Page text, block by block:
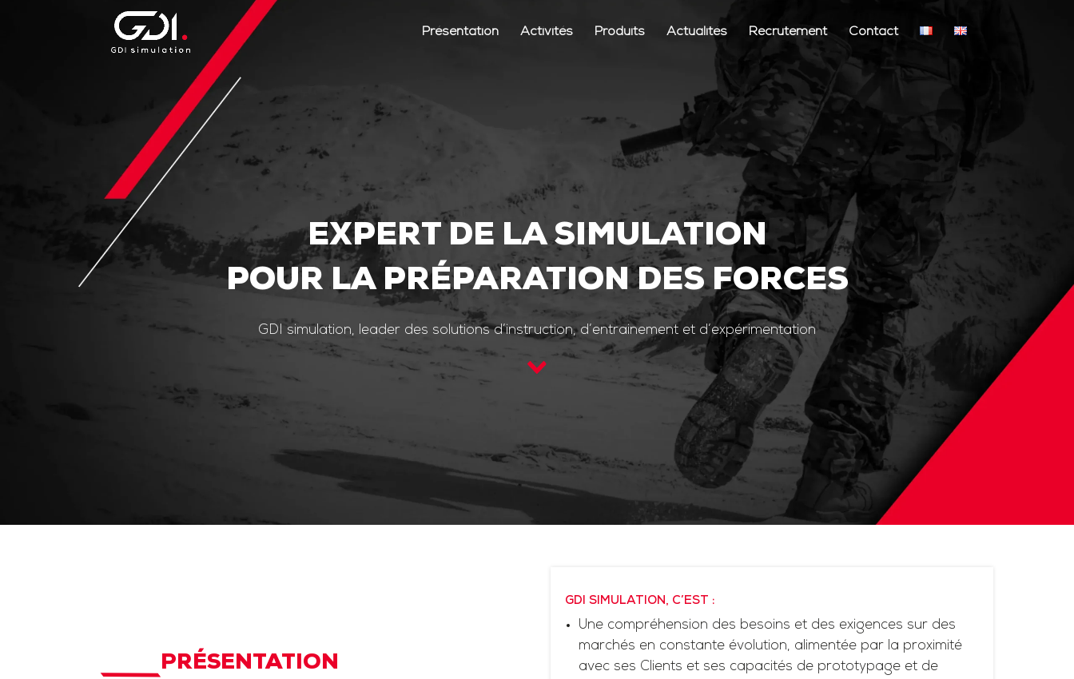
Présentation Activités Produits Actualités Recrutement Contact
EXPERT DE LA SIMULATION
POUR LA PRÉPARATION DES FORCES
GDI simulation, leader des solutions d’instruction, d’entrainement et d’expérimentation
PRÉSENTATION
GDI SIMULATION, C’EST :
Une compréhension des besoins et des exigences sur des
marchés en constante évolution, alimentée par la proximité
avec ses Clients et ses capacités de prototypage et de